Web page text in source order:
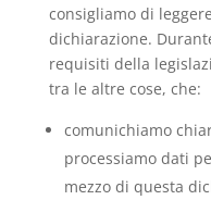
consigliamo di
dichiarazione.
requisiti della
tra le altre cose, che:
comunichiamo
processiamo dati
mezzo di questa